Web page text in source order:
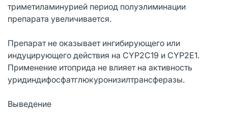
триметиламинурией период полуэлиминации
препарата увеличивается.
Препарат не оказывает ингибирующего или
индуцирующего действия на CYP2C19 и CYP2E1.
Применение итоприда не влияет на активность
уридиндифосфатглюкуронизилтрансферазы.
Выведение